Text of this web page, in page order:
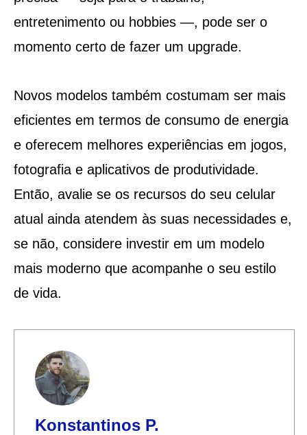
entretenimento ou hobbies —, pode ser o
momento certo de fazer um upgrade.
Novos modelos também costumam ser mais
eficientes em termos de consumo de energia
e oferecem melhores experiências em jogos,
fotografia e aplicativos de produtividade.
Então, avalie se os recursos do seu celular
atual ainda atendem às suas necessidades e,
se não, considere investir em um modelo
mais moderno que acompanhe o seu estilo
de vida.
Konstantinos P.